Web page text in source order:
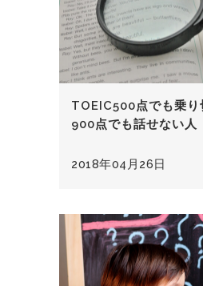
TOEIC500点でも乗り
900点でも話せない人
2018年04月26日